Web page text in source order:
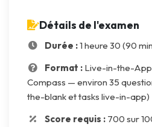
Détails de l'examen
Durée :1 heure 30 (90
Format : Live-in-the-
Compass — environ 35
the-blank et tasks live-in-app)
Score requis : 700 sur